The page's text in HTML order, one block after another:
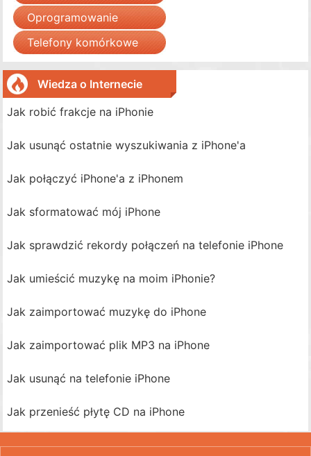
Oprogramowanie
Telefony komórkowe
Wiedza o Internecie
Jak robić frakcje na iPhonie
Jak usunąć ostatnie wyszukiwania z iPhone'a
Jak połączyć iPhone'a z iPhonem
Jak sformatować mój iPhone
Jak sprawdzić rekordy połączeń na telefonie iPhone
Jak umieścić muzykę na moim iPhonie?
Jak zaimportować muzykę do iPhone
Jak zaimportować plik MP3 na iPhone
Jak usunąć na telefonie iPhone
Jak przenieść płytę CD na iPhone